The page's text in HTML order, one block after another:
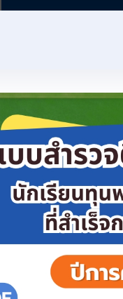
รัส
ความช่วยเหลือ ทั้ง